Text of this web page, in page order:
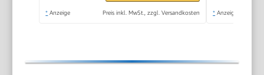
und Hintergrundlicht,
* Anzeige Preis inkl. MwSt., zzgl. Versandkosten * Anzeige